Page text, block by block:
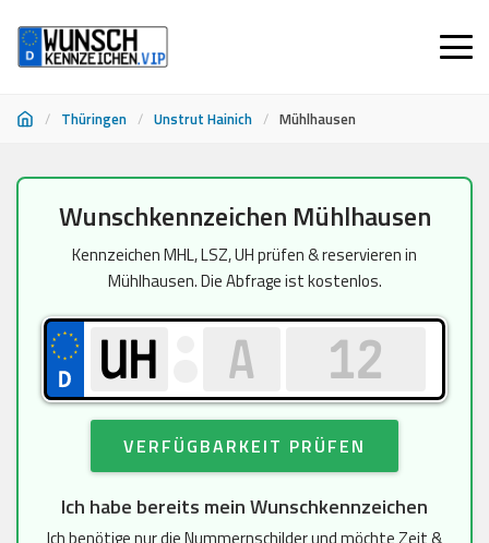
/ Thüringen / Unstrut Hainich / Mühlhausen
springen
Wunschkennzeichen Mühlhausen
Kennzeichen MHL, LSZ, UH prüfen & reservieren in
Mühlhausen. Die Abfrage ist kostenlos.
VERFÜGBARKEIT PRÜFEN
Ich habe bereits mein Wunschkennzeichen